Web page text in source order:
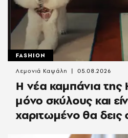
FASHION
Η νέα καμπάνια της
μόνο σκύλους και
χαριτωμένο θα
Λεμονιά Καψάλη 05.08.2026